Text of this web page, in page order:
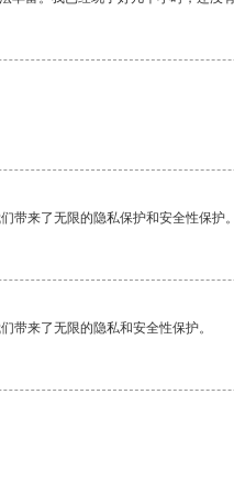
带来了无限的隐私保护和安全性保护
带来了无限的隐私和安全性保护。